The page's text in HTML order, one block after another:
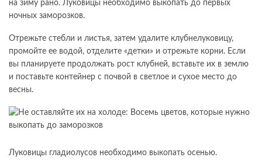
на зиму рано. Луковицы необходимо выкопать до первых
ночных заморозков.
Отрежьте стебли и листья, затем удалите клубнелуковицу,
промойте ее водой, отделите «детки» и отрежьте корни. Если
вы планируете продолжать рост клубней, вставьте их в землю
и поставьте контейнер с почвой в светлое и сухое место до
весны.
Луковицы гладиолусов необходимо выкопать осенью.